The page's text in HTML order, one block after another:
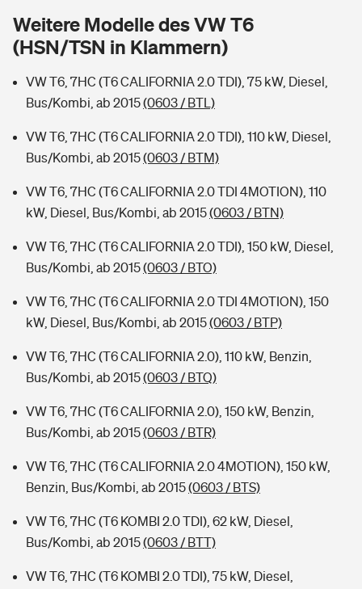
Tools
Wer versichert was: Jetzt Versicherer finden
Sie haben Fragen?
Handyversicherung
Musikinstrumentenversicherung
Zur Übersicht
Tools
Kinderunfall-Check: Mehr Sicherheit für deine Kids
Typklassen: So ist Ihr Auto eingestuft
Sie haben Fragen?
Rentenrechner: Wie viel Geld bekomme ich im Alter?
Weitere Modelle des VW T6
(HSN/TSN in Klammern)
VW T6, 7HC (T6 CALIFORNIA 2.0 TDI), 75 kW, Diesel,
Bus/Kombi, ab 2015(0603 / BTL)
VW T6, 7HC (T6 CALIFORNIA 2.0 TDI), 110 kW, Diesel,
Bus/Kombi, ab 2015(0603 / BTM)
VW T6, 7HC (T6 CALIFORNIA 2.0 TDI 4MOTION), 110
kW, Diesel, Bus/Kombi, ab 2015(0603 / BTN)
VW T6, 7HC (T6 CALIFORNIA 2.0 TDI), 150 kW, Diesel,
Bus/Kombi, ab 2015(0603 / BTO)
VW T6, 7HC (T6 CALIFORNIA 2.0 TDI 4MOTION), 150
kW, Diesel, Bus/Kombi, ab 2015(0603 / BTP)
VW T6, 7HC (T6 CALIFORNIA 2.0), 110 kW, Benzin,
Bus/Kombi, ab 2015(0603 / BTQ)
VW T6, 7HC (T6 CALIFORNIA 2.0), 150 kW, Benzin,
Bus/Kombi, ab 2015(0603 / BTR)
VW T6, 7HC (T6 CALIFORNIA 2.0 4MOTION), 150 kW,
Benzin, Bus/Kombi, ab 2015(0603 / BTS)
VW T6, 7HC (T6 KOMBI 2.0 TDI), 62 kW, Diesel,
Bus/Kombi, ab 2015(0603 / BTT)
VW T6, 7HC (T6 KOMBI 2.0 TDI), 75 kW, Diesel,